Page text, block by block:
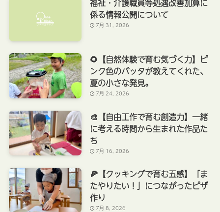
係る情報公開について
7月 31, 2026
🌻【自然体験で育む気づく力】ピ
ンク色のバッタが教えてくれた、
夏の小さな発見。
7月 24, 2026
🎨【自由工作で育む創造力】一緒
に考える時間から生まれた作品た
ち
7月 16, 2026
🍕【クッキングで育む五感】「ま
たやりたい！」につながったピザ
作り
7月 8, 2026